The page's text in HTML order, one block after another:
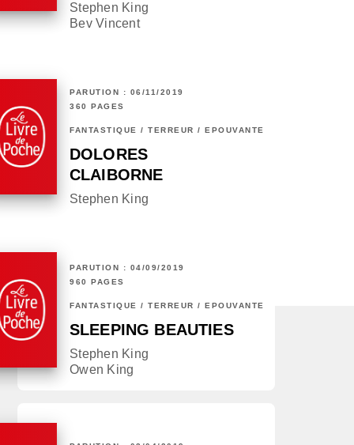
Stephen King
Bev Vincent
PARUTION : 06/11/2019
360 PAGES
FANTASTIQUE / TERREUR / EPOUVANTE
DOLORES
CLAIBORNE
Stephen King
PARUTION : 04/09/2019
960 PAGES
FANTASTIQUE / TERREUR / EPOUVANTE
SLEEPING BEAUTIES
Stephen King
Owen King